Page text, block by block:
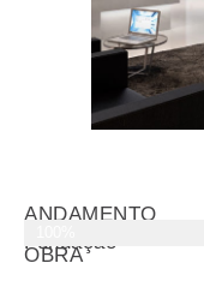
ANDAMENTO
OBRA
Fundação